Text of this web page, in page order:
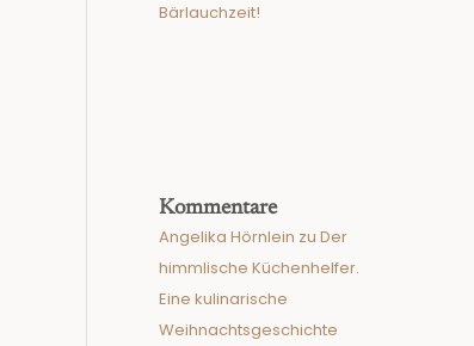
Bärlauchzeit!
Kommentare
Angelika Hörnlein zu Der
himmlische Küchenhelfer.
Eine kulinarische
Weihnachtsgeschichte